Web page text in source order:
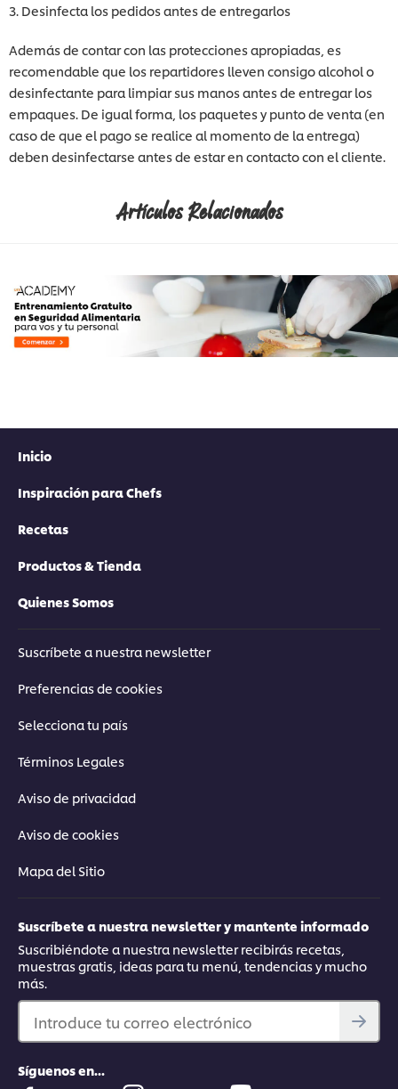
3. Desinfecta los pedidos antes de entregarlos
Además de contar con las protecciones apropiadas, es
recomendable que los repartidores lleven consigo alcohol o
desinfectante para limpiar sus manos antes de entregar los
empaques. De igual forma, los paquetes y punto de venta (en
caso de que el pago se realice al momento de la entrega)
deben desinfectarse antes de estar en contacto con el cliente.
Artículos Relacionados
Inicio
Inspiración para Chefs
Recetas
Productos & Tienda
Quienes Somos
Suscríbete a nuestra newsletter
Preferencias de cookies
Selecciona tu país
Términos Legales
Aviso de privacidad
Aviso de cookies
Mapa del Sitio
Suscríbete a nuestra newsletter y mantente informado
Suscribiéndote a nuestra newsletter recibirás recetas,
muestras gratis, ideas para tu menú, tendencias y mucho
más.
Introduce tu correo electrónico
Síguenos en...